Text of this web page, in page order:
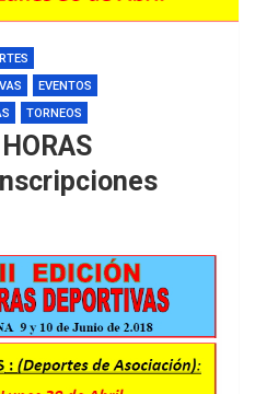
EVENTOS
TORNEOS